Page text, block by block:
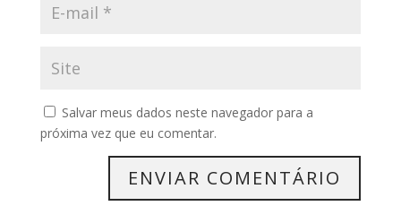
Salvar meus dados neste navegador para a
próxima vez que eu comentar.